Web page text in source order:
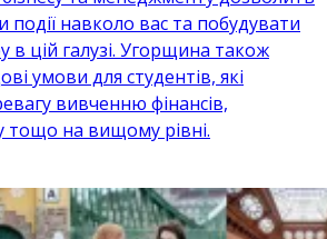
події навколо вас та побудувати
в цій галузі. Угорщина також
умови для студентів, які
вивченню фінансів,
на вищому рівні.